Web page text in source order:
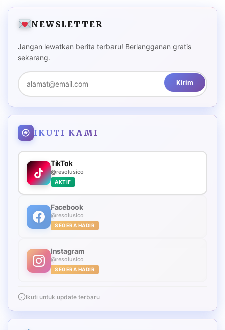
NEWSLETTER
Jangan lewatkan berita terbaru! Berlangganan gratis
sekarang.
Kirim
IKUTI KAMI
TikTok
@resolusico
AKTIF
Facebook
@resolusico
SEGERA HADIR
Instagram
@resolusico
SEGERA HADIR
Ikuti untuk update terbaru